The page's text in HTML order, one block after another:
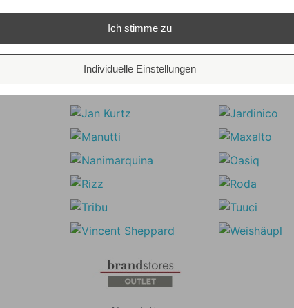
Ich stimme zu
Individuelle Einstellungen